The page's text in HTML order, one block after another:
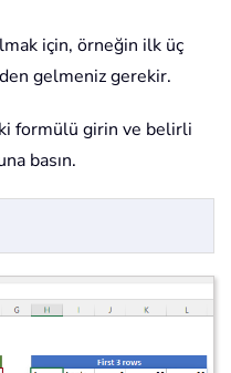
için, örneğin ilk üç
gelmeniz gerekir.
formülü girin ve belirli
basın.